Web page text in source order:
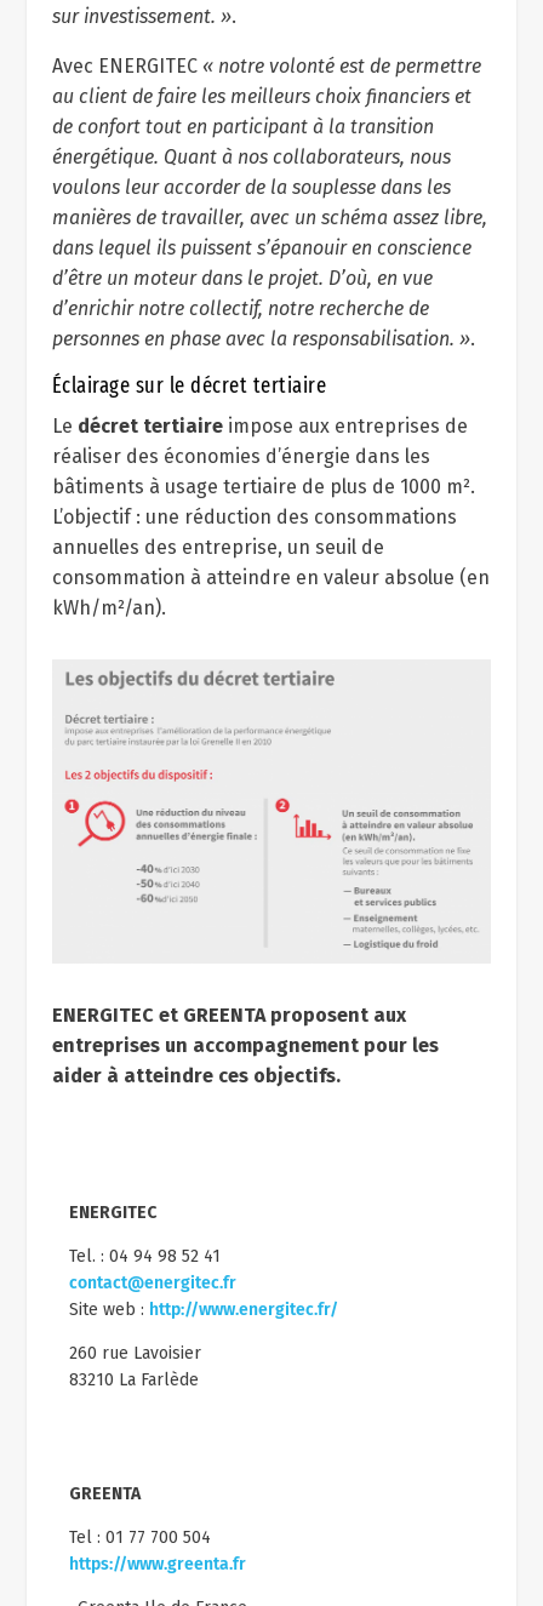
sur investissement. ».
Avec ENERGITEC « notre volonté est de permettre
au client de faire les meilleurs choix financiers et
de confort tout en participant à la transition
énergétique. Quant à nos collaborateurs, nous
voulons leur accorder de la souplesse dans les
manières de travailler, avec un schéma assez libre,
dans lequel ils puissent s’épanouir en conscience
d’être un moteur dans le projet. D’où, en vue
d’enrichir notre collectif, notre recherche de
personnes en phase avec la responsabilisation. ».
Éclairage sur le décret tertiaire
Le décret tertiaireimpose aux entreprises de
réaliser des économies d’énergie dans les
bâtiments à usage tertiaire de plus de 1000 m².
L’objectif : une réduction des consommations
annuelles des entreprise, un seuil de
consommation à atteindre en valeur absolue (en
kWh/m²/an).
ENERGITEC et GREENTA proposent aux
entreprises un accompagnement pour les
aider à atteindre ces objectifs.
ENERGITEC
Tel. : 04 94 98 52 41
contact@energitec.fr
Site web : http://www.energitec.fr/
260 rue Lavoisier
83210 La Farlède
GREENTA
Tel : 01 77 700 504
https://www.greenta.fr